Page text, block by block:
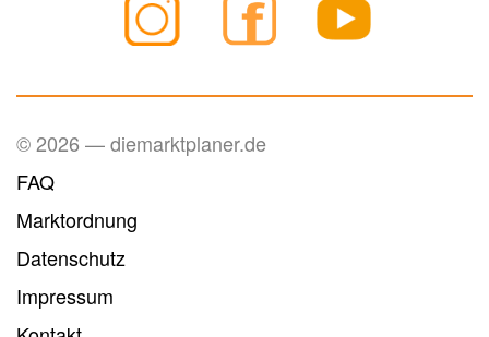
© 2026 — diemarktplaner.de
FAQ
Marktordnung
Datenschutz
Impressum